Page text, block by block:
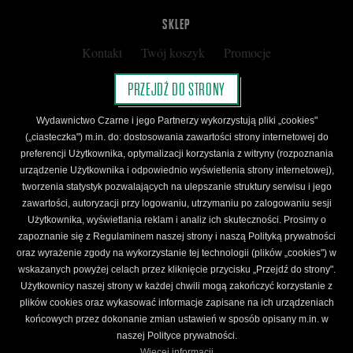
SKLEP
Kontakt Twój koszyk
Promocje
Kup kartę podarunkową
Nota prawna
Regulamin
Polityka prywatności
Regulamin Klubu Czarnego
Regulamin Karty Podarunkowej
ŚLEDŹ CZARNE
Facebook YouTube Instagram Newsletter
Wydawnictwo Czarne. Wszelkie prawa zastrzeżone. Projekt:Fajne Chłopaki,logo
wydawnictwa: Kamil Targosz.
Powered by
PRZEJDŹ DO STRONY
Wydawnictwo Czarne i jego Partnerzy wykorzystują pliki „cookies"
(„ciasteczka") m.in. do: dostosowania zawartości strony internetowej do
preferencji Użytkownika, optymalizacji korzystania z witryny (rozpoznania
urządzenie Użytkownika i odpowiednio wyświetlenia strony internetowej),
tworzenia statystyk pozwalających na ulepszanie struktury serwisu i jego
zawartości, autoryzacji przy logowaniu, utrzymaniu po zalogowaniu sesji
Użytkownika, wyświetlania reklam i analiz ich skuteczności. Prosimy o
zapoznanie się z Regulaminem naszej strony i naszą Polityką prywatności
oraz wyrażenie zgody na wykorzystanie tej technologii (plików „cookies") w
wskazanych powyżej celach przez kliknięcie przycisku „Przejdź do strony".
Użytkownicy naszej strony w każdej chwili mogą zakończyć korzystanie z
plików cookies oraz wykasować informacje zapisane na ich urządzeniach
końcowych przez dokonanie zmian ustawień w sposób opisany m.in. w
naszej Polityce prywatności.